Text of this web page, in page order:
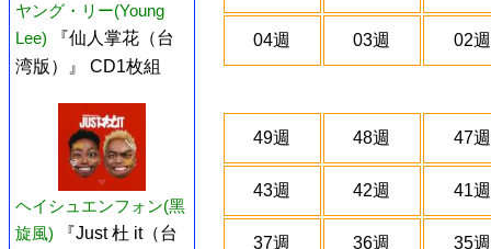
ヤング・リー(Young
Lee)
『仙人掌花（台
湾版）』 CD1枚組
ヘイシュエンフォン(黑
旋風)
『Just 杜 it（台
04週 03週 02週
49週 48週 47週
43週 42週 41週
37週 36週 35週